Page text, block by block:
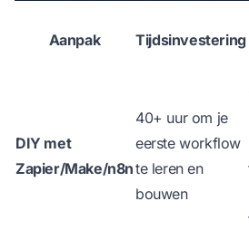
Aanpak Tijdsinvestering
DIY met
Zapier/Make/n8n
40+ uur om je
eerste workflow
te leren en
bouwen